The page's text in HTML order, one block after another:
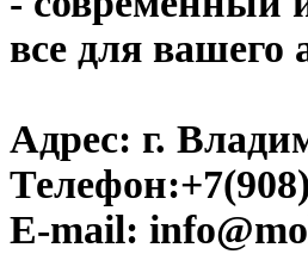
все для вашего
Адрес: г.
Телефон:
E-mail: